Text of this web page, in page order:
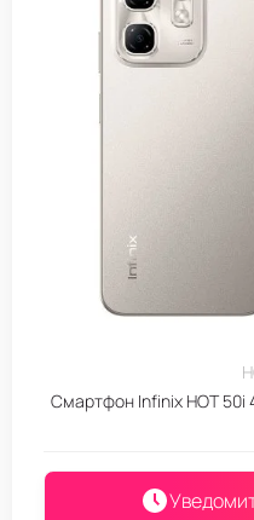
Смартфон Infinix HOT 50i